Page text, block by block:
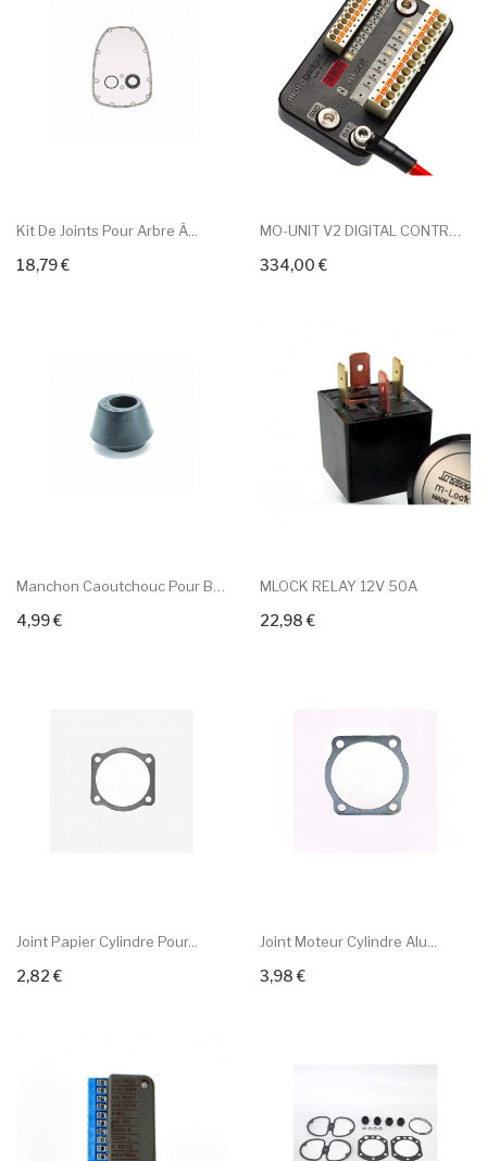
Kit De Joints Pour Arbre À...
18,79 €
+ Add To Cart 334,00 €
+ Add To Cart
4,99 €
+ Add To Cart
MLOCK RELAY 12V 50A
22,98 €
+ Add To Cart
Joint Papier Cylindre Pour...
2,82 €
+ Add To Cart
Joint Moteur Cylindre Alu...
3,98 €
+ Add To Cart